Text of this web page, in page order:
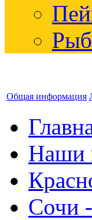
Общая информация
Наши
Сочи